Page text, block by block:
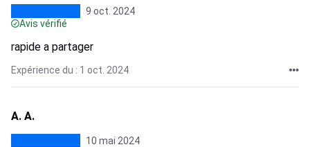
9 oct. 2024
Avis vérifié
rapide a partager
Expérience du : 1 oct. 2024
A. A.
10 mai 2024